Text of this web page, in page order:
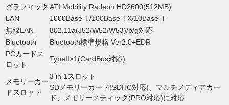
グラフィック ATI Mobility Radeon HD2600(512MB)
LAN
1000Base-T/100Base-TX/10Base-T
無線LAN
802.11a(J52/W52/W53)/b/g対応
Bluetooth
Bluetooth標準規格 Ver2.0+EDR
PCカードス
ロット
TypeII×1(CardBus対応)
メモリーカー
ドスロット
3 in 1スロット
SDメモリーカード(SDHC対応)、マルチメディアカー
ド、メモリースティック(PRO対応)に対応